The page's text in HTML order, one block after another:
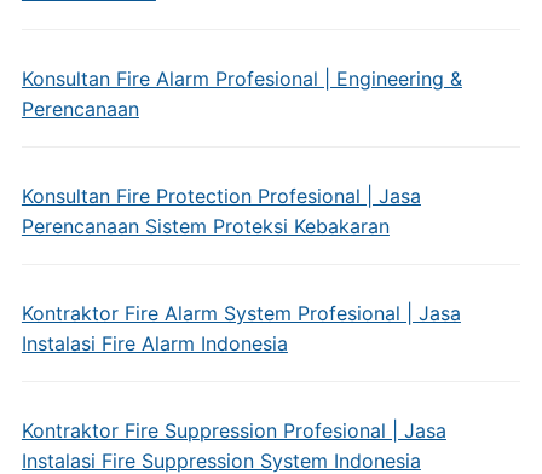
Konsultan Fire Alarm Profesional | Engineering &
Perencanaan
Konsultan Fire Protection Profesional | Jasa
Perencanaan Sistem Proteksi Kebakaran
Kontraktor Fire Alarm System Profesional | Jasa
Instalasi Fire Alarm Indonesia
Kontraktor Fire Suppression Profesional | Jasa
Instalasi Fire Suppression System Indonesia